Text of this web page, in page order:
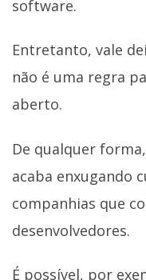
software.
Entretanto, vale
não é uma regra
aberto.
De qualquer
acaba enxugando
companhias que
desenvolvedores.
É possível, por